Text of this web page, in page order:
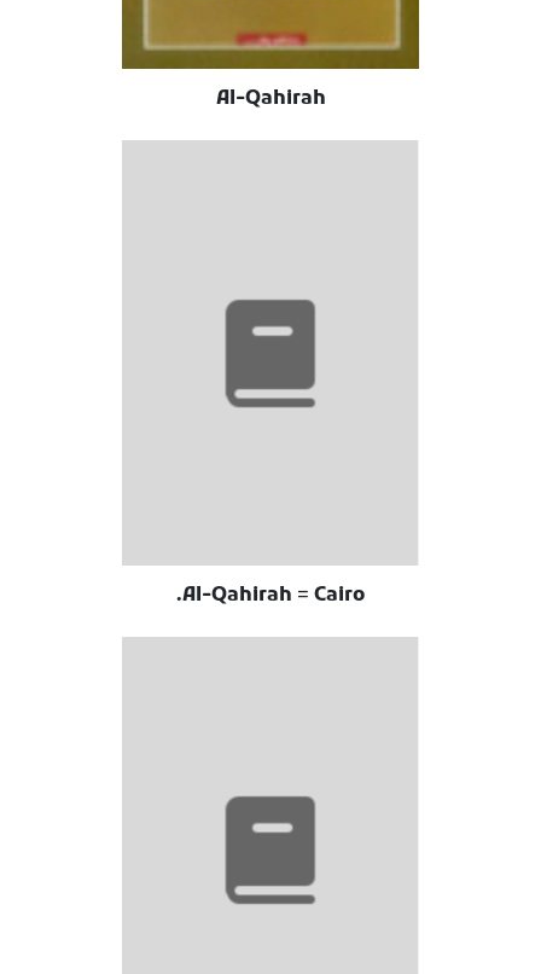
Al-Qahirah
Al-Qahirah = Cairo.